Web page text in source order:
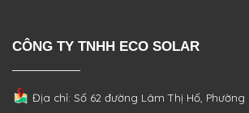
CÔNG TY TNHH ECO SOLAR
Địa chỉ: Số 62 đường Lâm Thị Hố, Phường